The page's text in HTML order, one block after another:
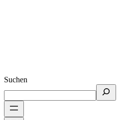
Suchen